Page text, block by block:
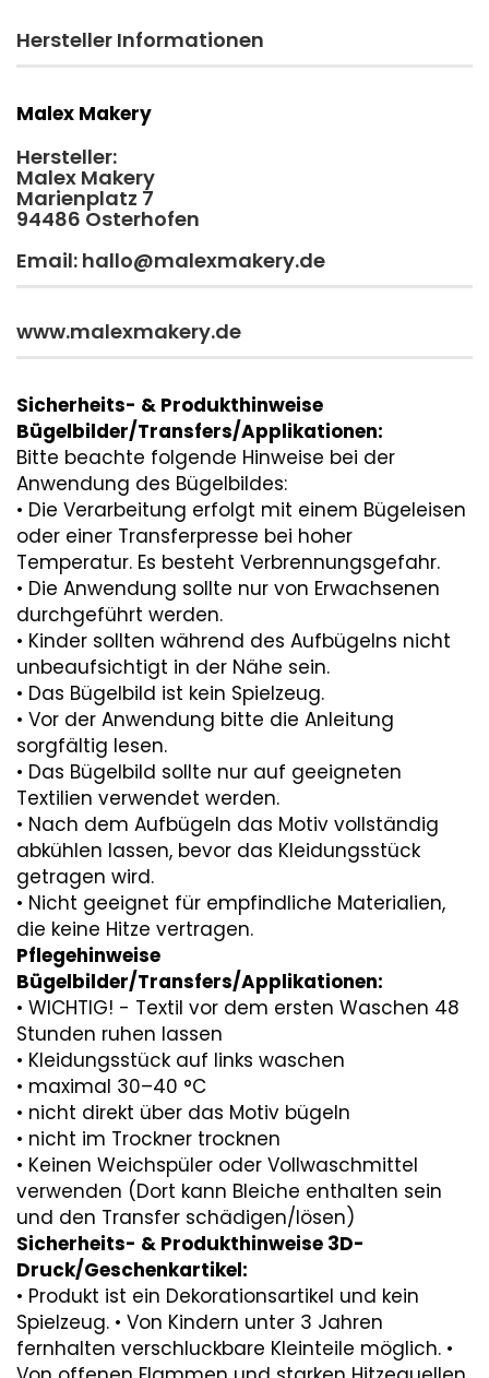
Hersteller Informationen
Malex Makery
Hersteller:
Malex Makery
Marienplatz 7
94486 Osterhofen
Email: hallo@malexmakery.de
www.malexmakery.de
Sicherheits- & Produkthinweise
Bügelbilder/Transfers/Applikationen:
Bitte beachte folgende Hinweise bei der
Anwendung des Bügelbildes:
• Die Verarbeitung erfolgt mit einem Bügeleisen
oder einer Transferpresse bei hoher
Temperatur. Es besteht Verbrennungsgefahr.
• Die Anwendung sollte nur von Erwachsenen
durchgeführt werden.
• Kinder sollten während des Aufbügelns nicht
unbeaufsichtigt in der Nähe sein.
• Das Bügelbild ist kein Spielzeug.
• Vor der Anwendung bitte die Anleitung
sorgfältig lesen.
• Das Bügelbild sollte nur auf geeigneten
Textilien verwendet werden.
• Nach dem Aufbügeln das Motiv vollständig
abkühlen lassen, bevor das Kleidungsstück
getragen wird.
• Nicht geeignet für empfindliche Materialien,
die keine Hitze vertragen.
Pflegehinweise
Bügelbilder/Transfers/Applikationen:
• WICHTIG! - Textil vor dem ersten Waschen 48
Stunden ruhen lassen
• Kleidungsstück auf links waschen
• maximal 30–40 °C
• nicht direkt über das Motiv bügeln
• nicht im Trockner trocknen
• Keinen Weichspüler oder Vollwaschmittel
verwenden (Dort kann Bleiche enthalten sein
und den Transfer schädigen/lösen)
Sicherheits- & Produkthinweise 3D-
Druck/Geschenkartikel:
• Produkt ist ein Dekorationsartikel und kein
Spielzeug. • Von Kindern unter 3 Jahren
fernhalten verschluckbare Kleinteile möglich. •